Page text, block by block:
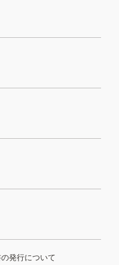
発行について